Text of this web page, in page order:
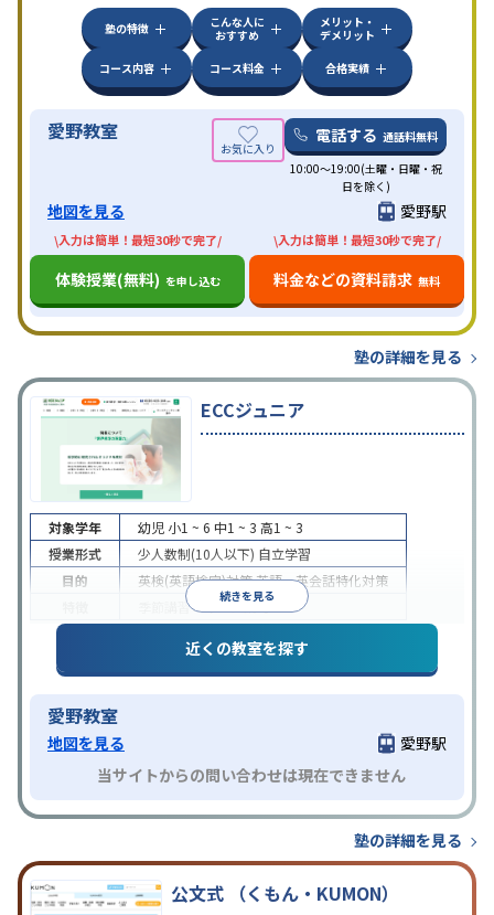
塾の特徴
こんな人に
おすすめ
メリット・
デメリット
コース内容
コース料金 合格実績
愛野教室 電話する 通話料無料
10:00～19:00(土曜・日曜・祝
日を除く)
地図を見る 愛野駅
\入力は簡単！最短30秒で完了/
体験授業(無料) を申し込む
\入力は簡単！最短30秒で完了/
料金などの資料請求 無料
塾の詳細を見る
ECCジュニア
続きを見る
対象学年 幼児 小1 ~ 6 中1 ~ 3 高1 ~ 3
授業形式
少人数制(10人以下) 自立学習
目的
英検(英語検定)対策英語・英会話特化対策
季節講習のみの受講可
近くの教室を探す
愛野教室
地図を見る
愛野駅
当サイトからの問い合わせは現在できません
塾の詳細を見る
公文式 （くもん・KUMON）